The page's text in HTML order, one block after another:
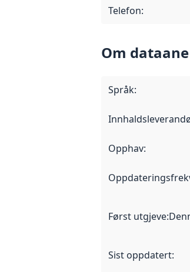
Telefon:
Om dataane
Språk:
Opphav:
Først utgjeve:
Sist oppdatert: